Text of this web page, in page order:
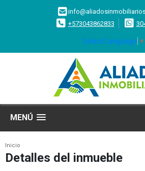
+573043862833
Select Language ▼
MENÚ
Inicio
Detalles del inmueble